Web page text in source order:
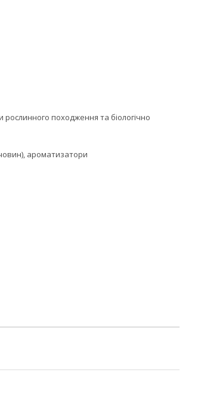
рослинного походження та біологічно
ароматизатори